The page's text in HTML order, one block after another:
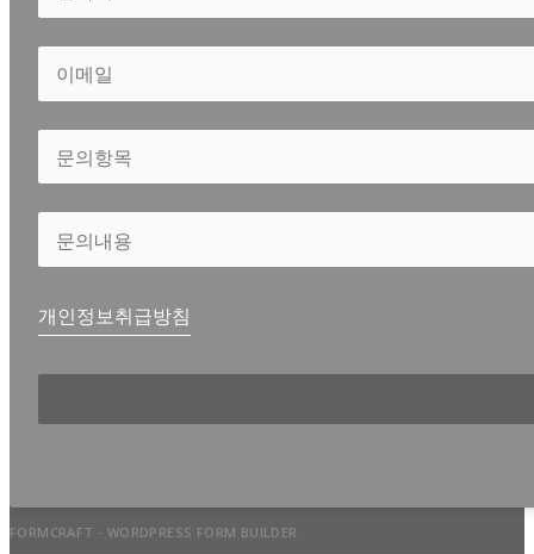
개인정보취급방침
FORMCRAFT - WORDPRESS FORM BUILDER